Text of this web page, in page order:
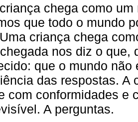
chega como
que todo o mundo
criança chega
nos diz o que,
que o mundo
das respostas. A
com conformidades e
A perguntas.